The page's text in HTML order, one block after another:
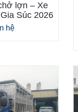
lợn – Xe
Súc 2026
hệ